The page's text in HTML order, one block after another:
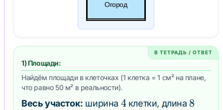
Огород
В ТЕТРАДЬ / ОТВЕТ
1) Площади:
Найдём площади в клеточках (1 клетка = 1 см² на плане,
что равно 50 м² в реальности).
Весь участок: ширина 4
4клетки, длина 8
8